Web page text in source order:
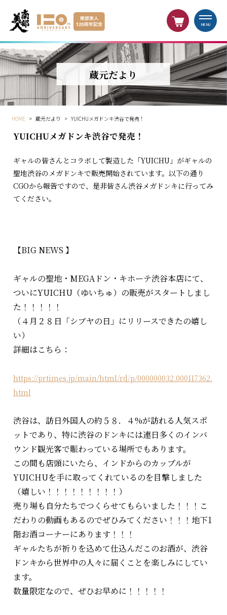
MENU
蔵元だより
HOME > 蔵元だより > YUICHUメガドンキ渋谷で発売！
YUICHUメガドンキ渋谷で発売！
ギャルの皆さんとコラボして製造した「YUICHU」がギャルの
聖地渋谷のメガドンキで販売開始されています。以下の通り
CGOから報告ですので、是非皆さん渋谷メガドンキに行ってみ
てください。
【BIG NEWS 】
ギャルの聖地・MEGAドン・キホーテ渋谷本店にて、
ついにYUICHU（ゆいちゅ）の販売がスタートしまし
た！！！！！​
（４月２８日「シブヤの日」にリリースできたの嬉し
い）​
詳細はこちら：
https://prtimes.jp/main/html/rd/p/000000032.000117362.
html
渋谷は、訪日外国人の約５８．４%が訪れる人気スポ
ットであり、特に渋谷のドンキには連日多くのインバ
ウンド観光客で賑わっている場所でもあります。
この間も店頭にいたら、インドからのカップルが
YUICHUを手に取ってくれているのを目撃しました
（嬉しい！！！！！！！！！）
売り場も自分たちでつくらせてもらいました！！！こ
だわりの動画もあるのでぜひみてください！！！地下1
階お酒コーナーにあります！！！
ギャルたちが祈りを込めて仕込んだこのお酒が、渋谷
ドンキから世界中の人々に届くことを楽しみにしてい
ます。
数量限定なので、ぜひお早めに！！！！！